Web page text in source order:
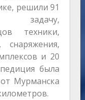
решили 91
задачу,
техники,
снаряжения,
и 20
была
Мурманска